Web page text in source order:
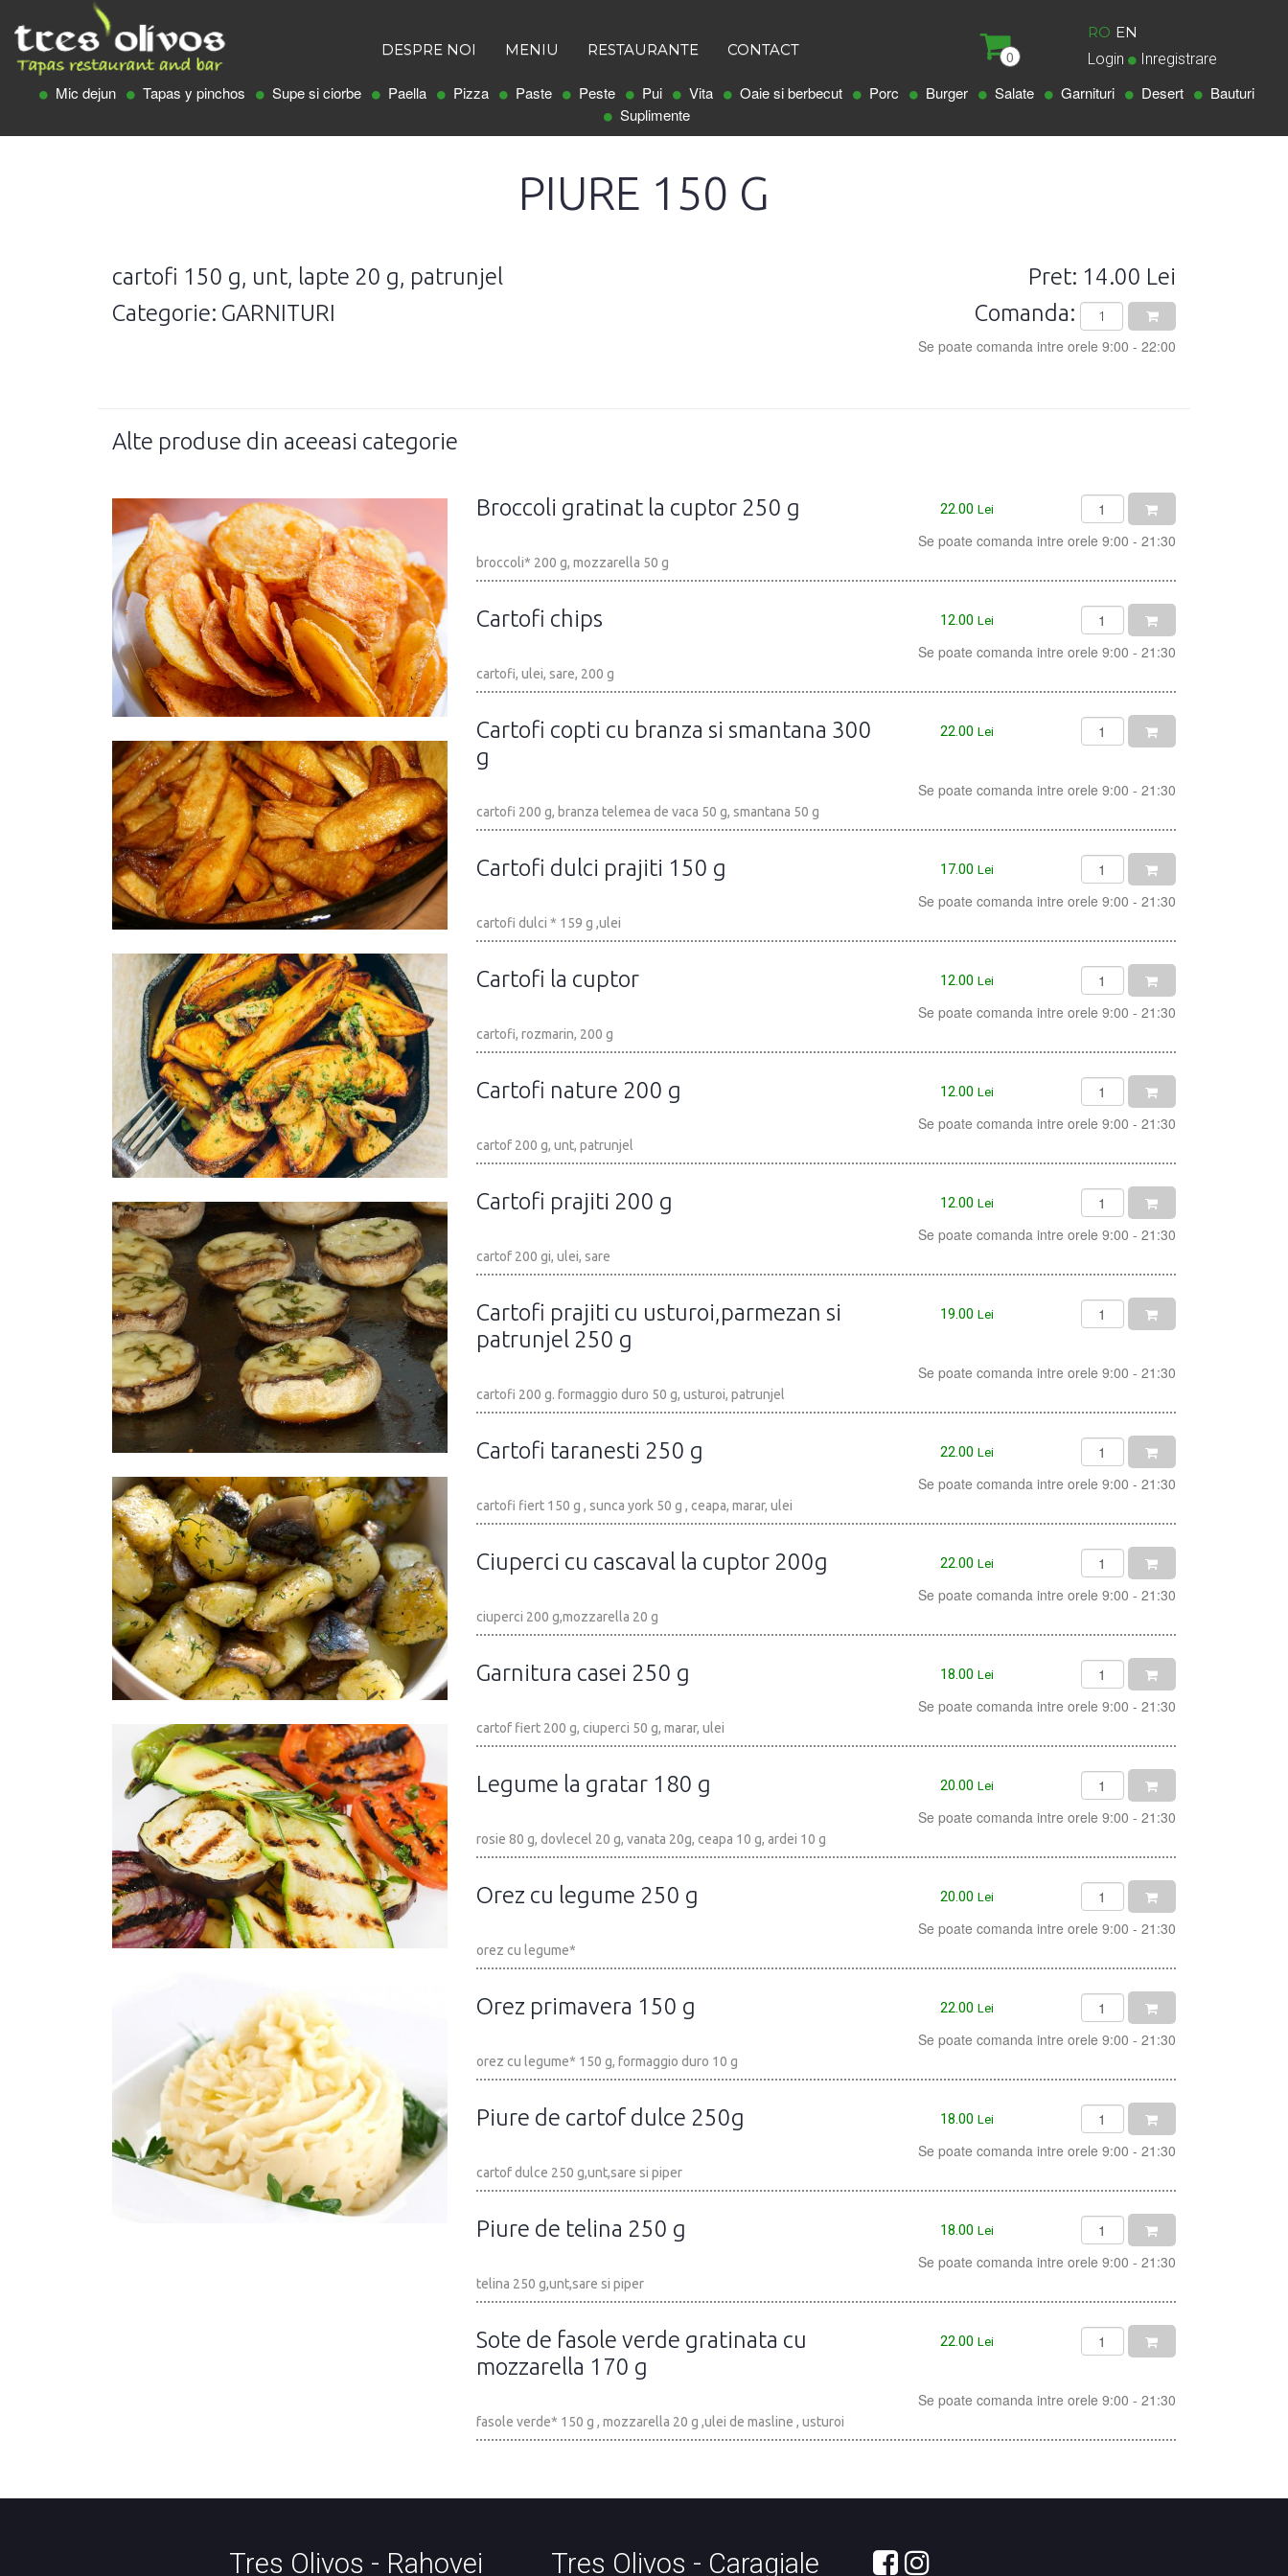
DESPRE NOI MENIU RESTAURANTE CONTACT 0
RO EN
Login
Inregistrare
Mic dejun Tapas y pinchos Supe si ciorbe Paella Pizza Paste Peste Pui Vita Oaie si berbecut Porc Burger Salate Garnituri Desert
Bauturi
Suplimente
PIURE 150 G
cartofi 150 g, unt, lapte 20 g, patrunjel
Categorie: GARNITURI
Pret: 14.00 Lei
Comanda:
Se poate comanda intre orele 9:00 - 22:00
Alte produse din aceeasi categorie
Broccoli gratinat la cuptor 250 g 22.00 Lei
Se poate comanda intre orele 9:00 - 21:30
broccoli* 200 g, mozzarella 50 g
Cartofi chips 12.00 Lei
Se poate comanda intre orele 9:00 - 21:30
cartofi, ulei, sare, 200 g
Cartofi copti cu branza si smantana 300
g
22.00 Lei
Se poate comanda intre orele 9:00 - 21:30
cartofi 200 g, branza telemea de vaca 50 g, smantana 50 g
Cartofi dulci prajiti 150 g 17.00 Lei
Se poate comanda intre orele 9:00 - 21:30
cartofi dulci * 159 g ,ulei
Cartofi la cuptor 12.00 Lei
Se poate comanda intre orele 9:00 - 21:30
cartofi, rozmarin, 200 g
Cartofi nature 200 g 12.00 Lei
Se poate comanda intre orele 9:00 - 21:30
cartof 200 g, unt, patrunjel
Cartofi prajiti 200 g 12.00 Lei
Se poate comanda intre orele 9:00 - 21:30
cartof 200 gi, ulei, sare
Cartofi prajiti cu usturoi,parmezan si
patrunjel 250 g
19.00 Lei
Se poate comanda intre orele 9:00 - 21:30
cartofi 200 g. formaggio duro 50 g, usturoi, patrunjel
Cartofi taranesti 250 g 22.00 Lei
Se poate comanda intre orele 9:00 - 21:30
cartofi fiert 150 g , sunca york 50 g , ceapa, marar, ulei
Ciuperci cu cascaval la cuptor 200g 22.00 Lei
Se poate comanda intre orele 9:00 - 21:30
ciuperci 200 g,mozzarella 20 g
Garnitura casei 250 g 18.00 Lei
Se poate comanda intre orele 9:00 - 21:30
cartof fiert 200 g, ciuperci 50 g, marar, ulei
Legume la gratar 180 g 20.00 Lei
Se poate comanda intre orele 9:00 - 21:30
rosie 80 g, dovlecel 20 g, vanata 20g, ceapa 10 g, ardei 10 g
Orez cu legume 250 g 20.00 Lei
Se poate comanda intre orele 9:00 - 21:30
orez cu legume*
Orez primavera 150 g 22.00 Lei
Se poate comanda intre orele 9:00 - 21:30
orez cu legume* 150 g, formaggio duro 10 g
Piure de cartof dulce 250g 18.00 Lei
Se poate comanda intre orele 9:00 - 21:30
cartof dulce 250 g,unt,sare si piper
Piure de telina 250 g 18.00 Lei
Se poate comanda intre orele 9:00 - 21:30
telina 250 g,unt,sare si piper
Sote de fasole verde gratinata cu
mozzarella 170 g
22.00 Lei
Se poate comanda intre orele 9:00 - 21:30
fasole verde* 150 g , mozzarella 20 g ,ulei de masline , usturoi
Tres Olivos - Rahovei Tres Olivos - Caragiale